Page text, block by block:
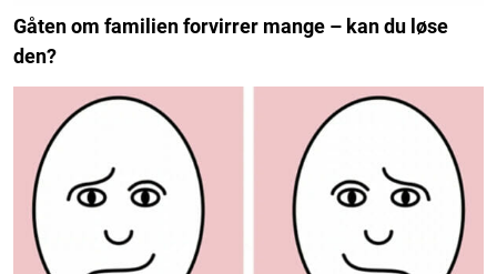
Gåten om familien forvirrer mange – kan du løse
den?